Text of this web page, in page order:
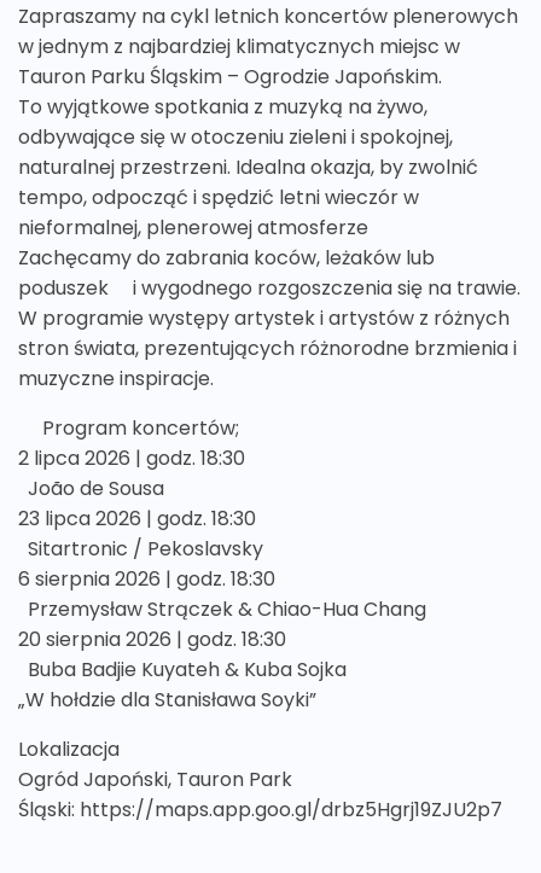
Zapraszamy na cykl letnich koncertów plenerowych
w jednym z najbardziej klimatycznych miejsc w
Tauron Parku Śląskim – Ogrodzie Japońskim.
To wyjątkowe spotkania z muzyką na żywo,
odbywające się w otoczeniu zieleni i spokojnej,
naturalnej przestrzeni. Idealna okazja, by zwolnić
tempo, odpocząć i spędzić letni wieczór w
nieformalnej, plenerowej atmosferze
Zachęcamy do zabrania koców, leżaków lub
poduszek i wygodnego rozgoszczenia się na trawie.
W programie występy artystek i artystów z różnych
stron świata, prezentujących różnorodne brzmienia i
muzyczne inspiracje.
Program koncertów;
2 lipca 2026 | godz. 18:30
João de Sousa
23 lipca 2026 | godz. 18:30
Sitartronic / Pekoslavsky
6 sierpnia 2026 | godz. 18:30
Przemysław Strączek & Chiao-Hua Chang
20 sierpnia 2026 | godz. 18:30
Buba Badjie Kuyateh & Kuba Sojka
„W hołdzie dla Stanisława Soyki”
Lokalizacja
Ogród Japoński, Tauron Park
Śląski: https://maps.app.goo.gl/drbz5Hgrj19ZJU2p7